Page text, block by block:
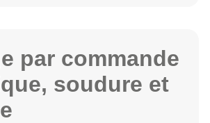
par commande
soudure et